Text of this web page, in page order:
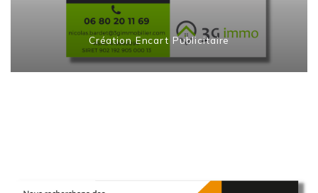
Création Encart Publicitaire